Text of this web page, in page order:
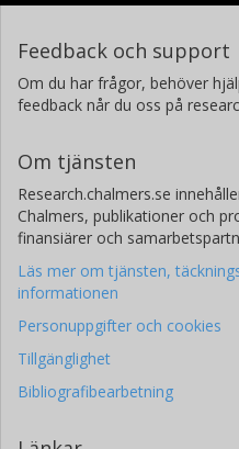
Feedback och support
Om du har frågor, behöver
feedback når du oss på
Om tjänsten
Research.chalmers.se
Chalmers, publikationer och
finansiärer och
Läs mer om tjänsten,
informationen
Personuppgifter och cookies
Tillgänglighet
Bibliografibearbetning